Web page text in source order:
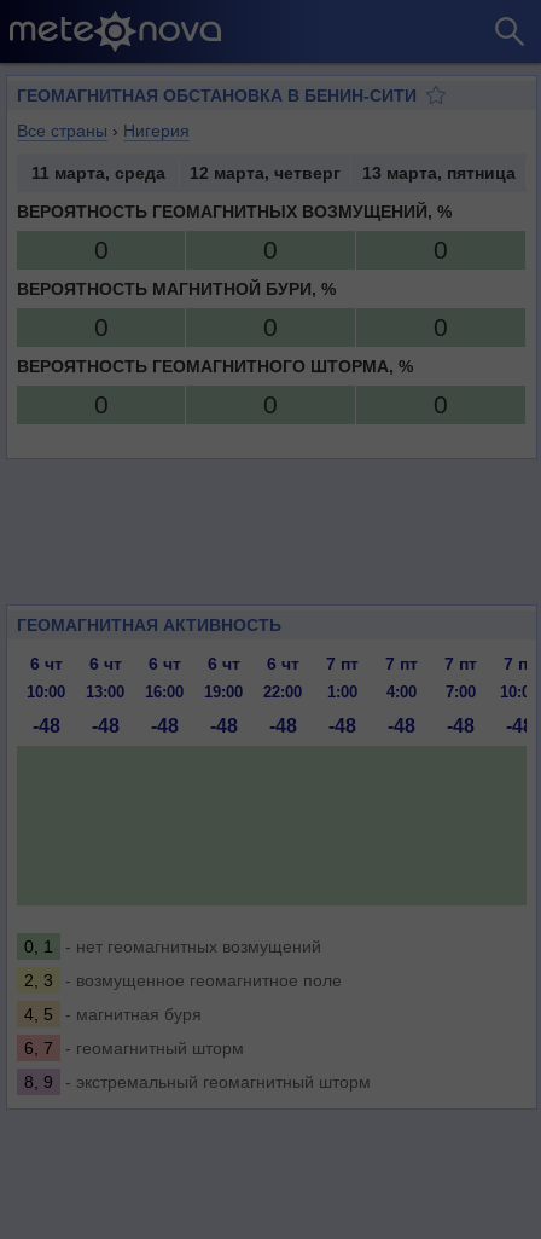
ГЕОМАГНИТНАЯ ОБСТАНОВКА В БЕНИН-СИТИ
Все страны › Нигерия
11 марта, среда 12 марта, четверг
13 марта, пятница
ВЕРОЯТНОСТЬ ГЕОМАГНИТНЫХ ВОЗМУЩЕНИЙ, %
0 0 0
ВЕРОЯТНОСТЬ МАГНИТНОЙ БУРИ, %
0 0 0
ВЕРОЯТНОСТЬ ГЕОМАГНИТНОГО ШТОРМА, %
0 0 0
ГЕОМАГНИТНАЯ АКТИВНОСТЬ
6 чт
6 чт 6 чт 6 чт 6 чт 7 пт 7 пт 7 пт 7 пт
10:00 13:00 16:00 19:00 22:00 1:00 4:00 7:00 10:00
-48 -48 -48 -48 -48 -48 -48 -48 -48
0, 1
- нет геомагнитных возмущений
2, 3
- возмущенное геомагнитное поле
4, 5
- магнитная буря
6, 7
- геомагнитный шторм
8, 9
- экстремальный геомагнитный шторм